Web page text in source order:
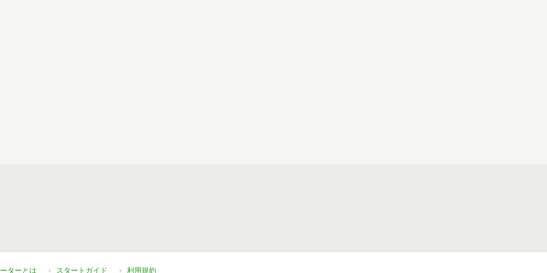
ターとは スタートガイド 利用規約